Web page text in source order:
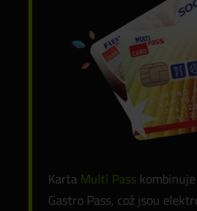
Karta Multi Pass
Gastro Pass, což jsou